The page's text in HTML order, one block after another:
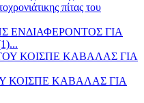
πίτας του
ΕΝΔΙΑΦΕΡΟΝΤΟΣ ΓΙΑ
ΚΟΙΣΠΕ ΚΑΒΑΛΑΣ ΓΙΑ